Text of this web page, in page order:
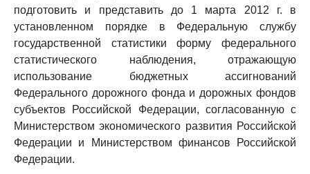
подготовить и представить до 1 марта 2012 г. в
установленном порядке в Федеральную службу
государственной статистики форму федерального
статистического наблюдения, отражающую
использование бюджетных ассигнований
Федерального дорожного фонда и дорожных фондов
субъектов Российской Федерации, согласованную с
Министерством экономического развития Российской
Федерации и Министерством финансов Российской
Федерации.